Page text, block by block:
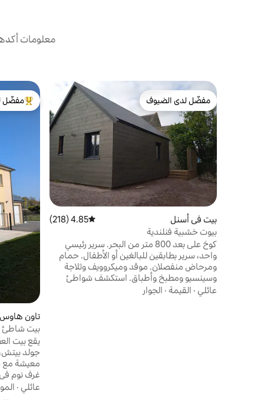
معلومات
مفضّل لدى الضيوف
مفضّل لدى الضيوف
بيت في أسنل متوسط التقييم 4.85 من 5، 218 مراجعات
4.85 (218)
بيوت خشبية فنلندية
كوخ على بعد 800 متر من البحر. سرير رئيسي
واحد، سرير بطابقين للبالغين أو الأطفال. حمام
ومرحاض منفصلان. موقد وميكروويف وثلاجة
وسينسيو ومطبخ وأطباق. استكشف شواطئ
الإنزال والمدينة الساحرة بايو. جميع الفراش
واللوازم وكذلك المناشف. يُسمح باصطحاب
عائلي · القيمة · الجوار
من أبرز
مفضّل
تاون
غرف نوم في
عائلي ·